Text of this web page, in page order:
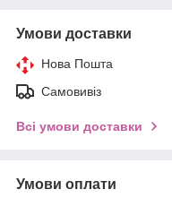
Умови доставки
Нова Пошта
Самовивіз
Всі умови доставки
Умови оплати